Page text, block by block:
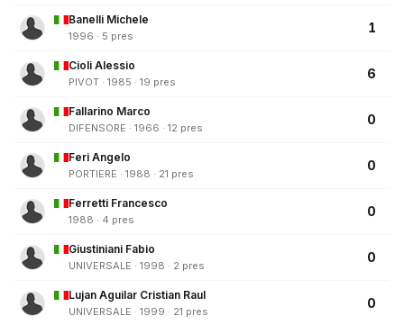
Banelli Michele
1996 · 5 pres
1
Cioli Alessio
PIVOT · 1985 · 19 pres
6
Fallarino Marco
DIFENSORE · 1966 · 12 pres
0
Feri Angelo
PORTIERE · 1988 · 21 pres
0
Ferretti Francesco
1988 · 4 pres
0
Giustiniani Fabio
UNIVERSALE · 1998 · 2 pres
0
Lujan Aguilar Cristian Raul
UNIVERSALE · 1999 · 21 pres
0